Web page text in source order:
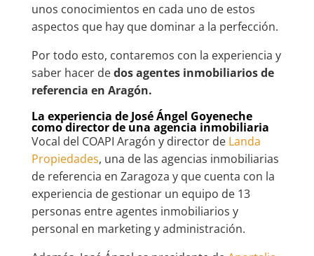
unos conocimientos en cada uno de estos
aspectos que hay que dominar a la perfección.
Por todo esto, contaremos con la experiencia y
saber hacer dedos agentes inmobiliarios de
referencia en Aragón.
La experiencia de José Ángel Goyeneche
como director de una agencia inmobiliaria
Vocal del COAPI Aragón y director de Landa
Propiedades, una de las agencias inmobiliarias
de referencia en Zaragoza y que cuenta con la
experiencia de gestionar un equipo de 13
personas entre agentes inmobiliarios y
personal en marketing y administración.